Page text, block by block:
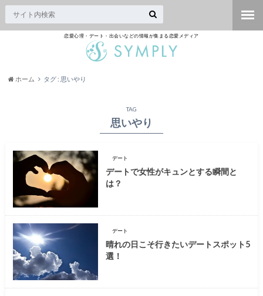
恋愛心理・デート・出会いなどの情報が集まる恋愛メディア
ホーム タグ : 思いやり
TAG
思いやり
デート
デートで女性がキュンとする瞬間と
は？
デート
晴れの日こそ行きたいデートスポット5
選！